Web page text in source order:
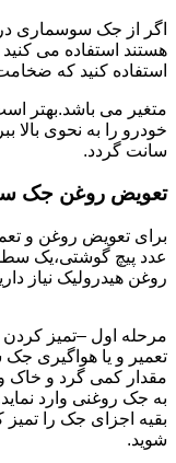
اگر از جک سوسماری
هستند استفاده می
استفاده کنید که
متغیر می باشد.بهتر
سانت گردد.
تعویض روغن جک
برای تعویض روغن و
عدد پیچ گوشتی،یک
روغن هیدرولیک نیاز
مرحله اول –تمیز کردن
تعمیر و یا هواگیری
مقدار کمی گرد و خاک
به جک روغنی وارد
بقیه اجزای جک را
شوید.